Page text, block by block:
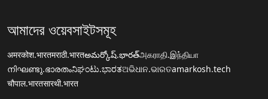
আমাদের ওয়েবসাইটসমূহ
अमरकोश.भारतमराठी.भारतఅమర్కోష్.భారత్அகராதி.இந்தியா
നിഘണ്ടു.ഭാരതംನಿಘಂಟು.ಭಾರತଅଭିଧାନ.ଭାରତamarkosh.tech
चौपाल.भारतसारथी.भारत